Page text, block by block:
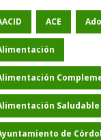
ACE
Saludable
de